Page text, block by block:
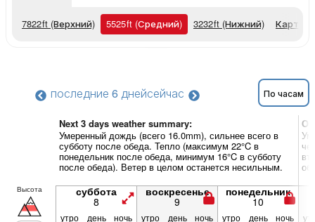
7822ft (Верхний) 5525ft (Средний) 3232ft (Нижний) Карты
последние 6 днейсейчас По часам
Next 3 days weather summary:
Умеренный дождь (всего 16.0mm), сильнее всего в
субботу после обеда. Тепло (максимум 22°C в
понедельник после обеда, минимум 16°C в субботу
после обеда). Ветер в целом останется несильным.
Высота суббота
8
воскресенье
9
понедельник
10
утро день ночь утро день ночь утро день ночь